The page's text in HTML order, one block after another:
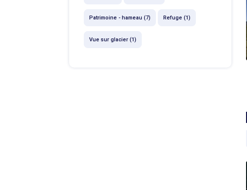
Patrimoine - hameau (7) Refuge (1)
Vue sur glacier (1)